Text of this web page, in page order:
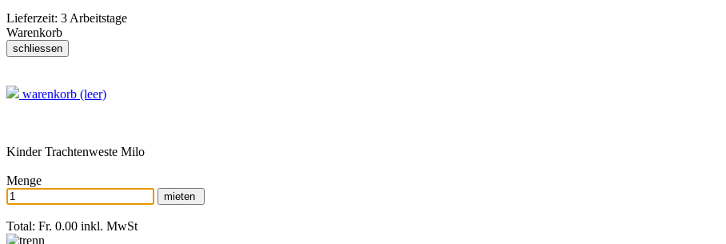
Lieferzeit: 3 Arbeitstage
Warenkorb
warenkorb (leer)
Kinder Trachtenweste Milo
Menge
Total: Fr. 0.00 inkl. MwSt